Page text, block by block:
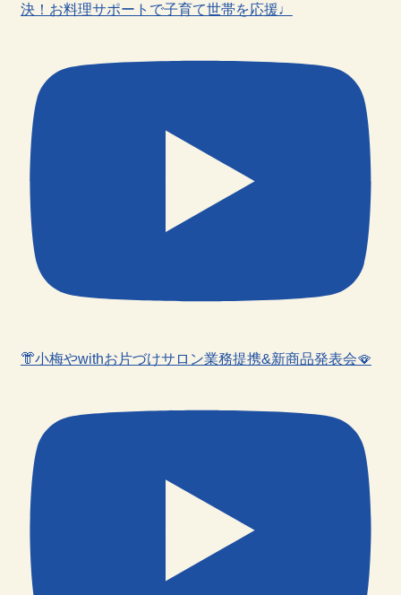
決！お料理サポートで子育て世帯を応援♩
👘小梅やwithお片づけサロン業務提携&新商品発表会🪭